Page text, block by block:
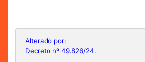
Alterado por:
Decreto nº 49.826/24.